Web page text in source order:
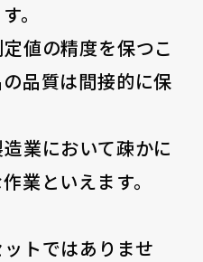
。
値の精度を保つこ
品質は間接的に保
業において疎かに
業といえます。
トではありませ